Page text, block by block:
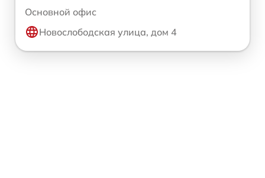
Основной офис
Новослободская улица, дом 4